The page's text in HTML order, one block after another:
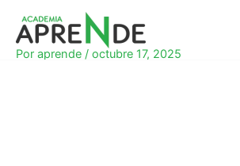
contenido
Por aprende / octubre 17, 2025